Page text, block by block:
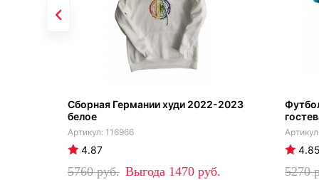
Сборная Германии худи 2022-2023
белое
116966
4.87
5760 1470 5270